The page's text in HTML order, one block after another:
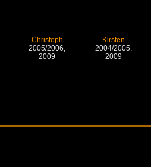
Christoph
2005/2006,
2009
Kirsten
2004/2005,
2009
insgesamt
2007